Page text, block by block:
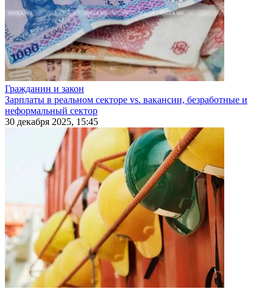
Гражданин и закон
Зарплаты в реальном секторе vs. вакансии, безработные и
неформальный сектор
30 декабря 2025, 15:45